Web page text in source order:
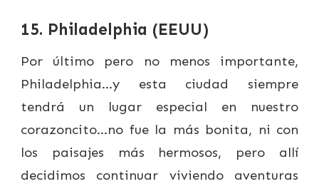
15. Philadelphia (EEUU)
Por último pero no menos importante,
Philadelphia…y esta ciudad siempre
tendrá un lugar especial en nuestro
corazoncito…no fue la más bonita, ni con
los paisajes más hermosos, pero allí
decidimos continuar viviendo aventuras